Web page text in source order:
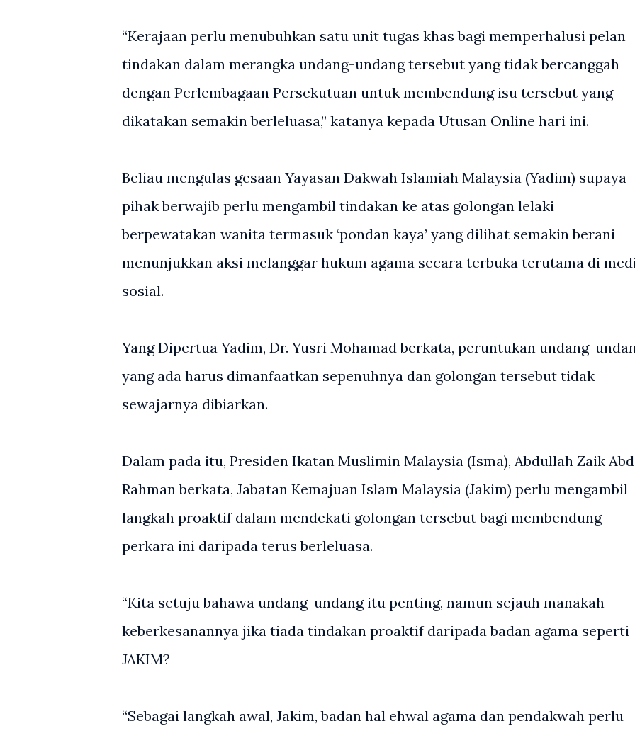
“Kerajaan perlu menubuhkan satu unit tugas khas bagi memperhalusi pelan
tindakan dalam merangka undang-undang tersebut yang tidak bercanggah
dengan Perlembagaan Persekutuan untuk membendung isu tersebut yang
dikatakan semakin berleluasa,” katanya kepada Utusan Online hari ini.
Beliau mengulas gesaan Yayasan Dakwah Islamiah Malaysia (Yadim) supaya
pihak berwajib perlu mengambil tindakan ke atas golongan lelaki
berpewatakan wanita termasuk ‘pondan kaya’ yang dilihat semakin berani
menunjukkan aksi melanggar hukum agama secara terbuka terutama di
sosial.
Yang Dipertua Yadim, Dr. Yusri Mohamad berkata, peruntukan undang-
yang ada harus dimanfaatkan sepenuhnya dan golongan tersebut tidak
sewajarnya dibiarkan.
Dalam pada itu, Presiden Ikatan Muslimin Malaysia (Isma), Abdullah Zaik
Rahman berkata, Jabatan Kemajuan Islam Malaysia (Jakim) perlu mengambil
langkah proaktif dalam mendekati golongan tersebut bagi membendung
perkara ini daripada terus berleluasa.
“Kita setuju bahawa undang-undang itu penting, namun sejauh manakah
keberkesanannya jika tiada tindakan proaktif daripada badan agama seperti
JAKIM?
“Sebagai langkah awal, Jakim, badan hal ehwal agama dan pendakwah perlu